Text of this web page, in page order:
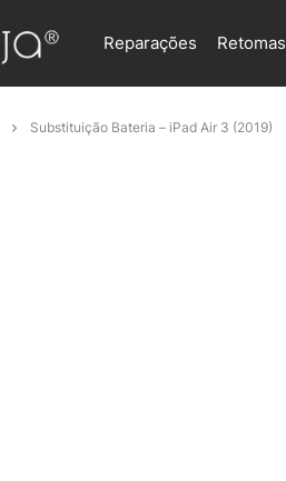
Reparações Retomas
Substituição Bateria – iPad Air 3 (2019)